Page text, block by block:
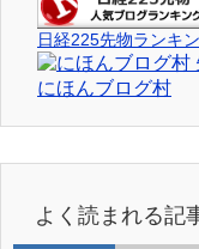
日経225先物ランキ
にほんブログ村
よく読まれる記